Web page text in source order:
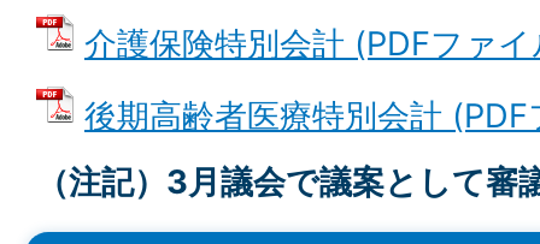
介護保険特別会計 (PDFファ
後期高齢者医療特別会計
（注記）3月議会で議案として審